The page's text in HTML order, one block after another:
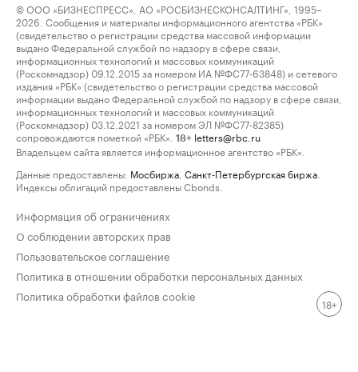
© ООО «БИЗНЕСПРЕСС», АО «РОСБИЗНЕСКОНСАЛТИНГ», 1995–
2026. Сообщения и материалы информационного агентства «РБК»
(свидетельство о регистрации средства массовой информации
выдано Федеральной службой по надзору в сфере связи,
информационных технологий и массовых коммуникаций
(Роскомнадзор) 09.12.2015 за номером ИА №ФС77-63848) и сетевого
издания «РБК» (свидетельство о регистрации средства массовой
информации выдано Федеральной службой по надзору в сфере связи,
информационных технологий и массовых коммуникаций
(Роскомнадзор) 03.12.2021 за номером ЭЛ №ФС77-82385)
сопровождаются пометкой «РБК».
18+ letters@rbc.ru
Владельцем сайта является информационное агентство «РБК».
Данные предоставлены: Мосбиржа Санкт-Петербургская биржа
Индексы облигаций предоставлены Cbonds.
Информация об ограничениях
О соблюдении авторских прав
Пользовательское соглашение
Политика в отношении обработки персональных данных
Политика обработки файлов cookie
18+